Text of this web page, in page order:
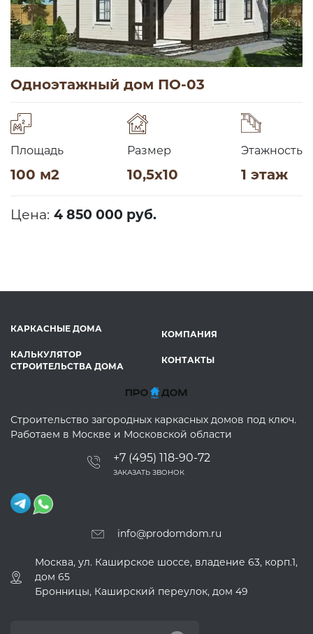
Одноэтажный дом ПО-03
Площадь
100 м2
Размер
10,5х10
Этажность
1 этаж
Цена: 4 850 000 руб.
КАРКАСНЫЕ ДОМА
КАЛЬКУЛЯТОР
СТРОИТЕЛЬСТВА ДОМА
КОМПАНИЯ
КОНТАКТЫ
Строительство загородных каркасных домов под ключ.
Работаем в Москве и Московской области
+7 (495) 118-90-72
ЗАКАЗАТЬ ЗВОНОК
info@prodomdom.ru
Москва, ул. Каширское шоссе, владение 63, корп.1,
дом 65
Бронницы, Каширский переулок, дом 49